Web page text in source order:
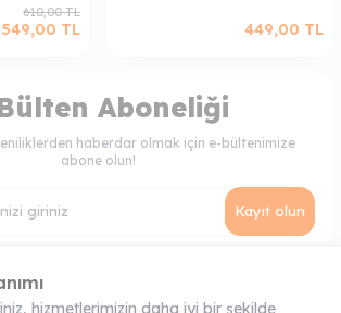
610,00TL
549,00 TL 449,00 TL
Aboneliği
haberdar olmak için e-bültenimize
abone olun!
Kayıt olun
hizmetlerimizin daha iyi bir şekilde